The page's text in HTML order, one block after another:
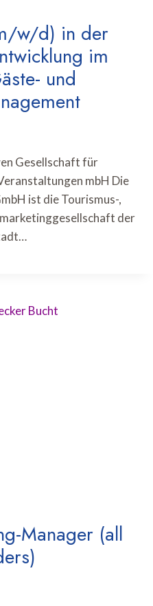
w/d) in der
im
und
Gesellschaft für
mbH Die
ist die Tourismus-,
der
Manager (all